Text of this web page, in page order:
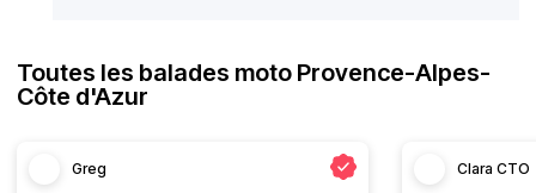
Toutes les balades moto Provence-Alpes-
Côte d'Azur
Greg Clara CTO